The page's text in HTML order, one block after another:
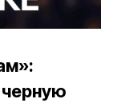
черную